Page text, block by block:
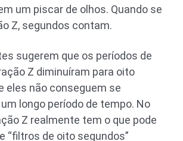
um piscar de olhos. Quando se
Z, segundos contam.
sugerem que os períodos de
Z diminuíram para oito
eles não conseguem se
longo período de tempo. No
Z realmente tem o que pode
“filtros de oito segundos”